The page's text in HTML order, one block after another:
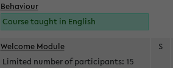
Behaviour
Course taught in English
Welcome Module
Limited number of participants: 15
S